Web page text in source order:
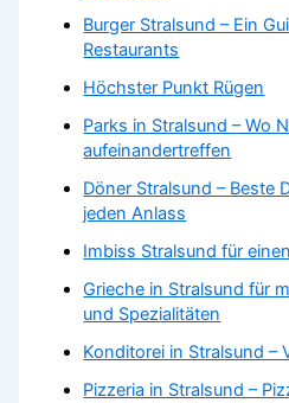
Burger Stralsund – Ein
Restaurants
Höchster Punkt Rügen
Parks in Stralsund – Wo
aufeinandertreffen
Döner Stralsund – Beste
jeden Anlass
Imbiss Stralsund für
Grieche in Stralsund für
und Spezialitäten
Konditorei in Stralsund –
Pizzeria in Stralsund –